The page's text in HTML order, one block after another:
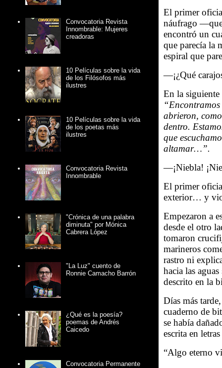
El primer
náufrago
encontró un
que parecía la
espiral que
—¡¿Qué
En la siguiente
abrieron,
dentro.
que
altamar…”.
—¡Niebla!
El primer
exterior… y vio
Empezaron a
desde el otro
tomaron
marineros
rastro ni
hacia las
descrito en la
Días más
cuaderno de
se había
escrita en
“Algo eterno
Convocatoria Revista
Innombrable: Mujeres
creadoras
10 Películas sobre la vida
de los Filósofos más
ilustres
10 Películas sobre la vida
de los poetas más
ilustres
Convocatoria Revista
Innombrable
"Crónica de una palabra
diminuta" por Mónica
Cabrera López
"La Luz" cuento de
Ronnie Camacho Barrón
¿Qué es la poesía?
poemas de Andrés
Caicedo
Convocatoria Permanente